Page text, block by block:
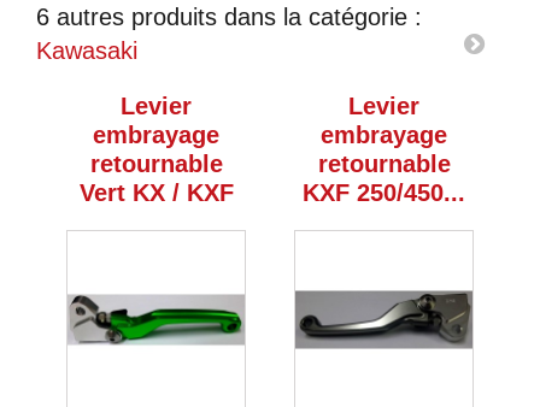
6 autres produits dans la catégorie :
Kawasaki
Levier
embrayage
retournable
Vert KX / KXF
Levier
embrayage
retournable
KXF 250/450...